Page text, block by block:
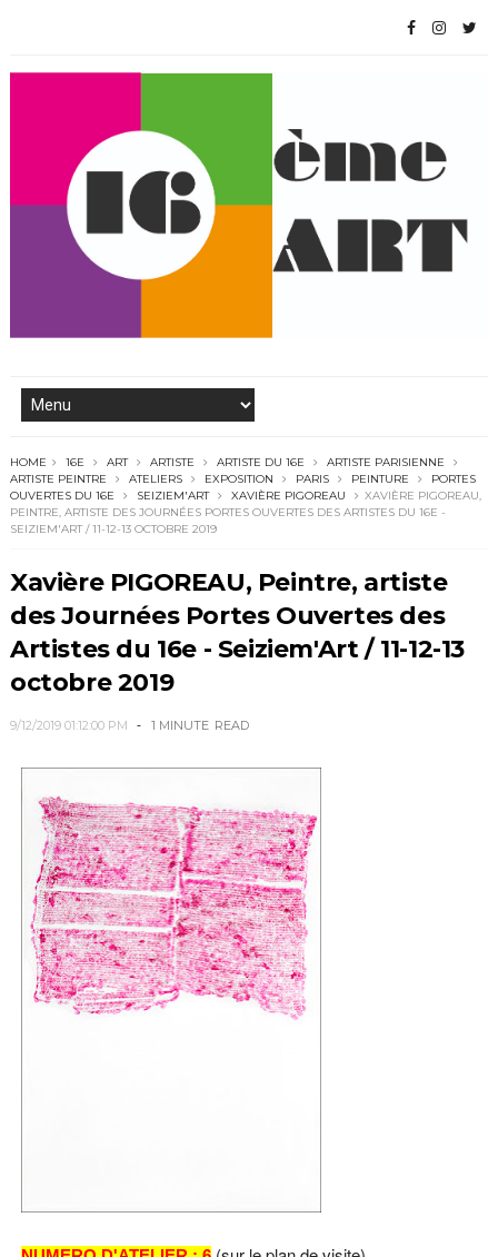
HOME 16E ART ARTISTE ARTISTE DU 16E
ARTISTE PARISIENNE
ARTISTE PEINTRE
ATELIERS EXPOSITION PARIS PEINTURE
PORTES
OUVERTES DU 16E
SEIZIEM'ART XAVIÈRE PIGOREAU
XAVIÈRE PIGOREAU,
PEINTRE, ARTISTE DES JOURNÉES PORTES OUVERTES DES ARTISTES DU 16E -
SEIZIEM'ART / 11-12-13 OCTOBRE 2019
Xavière PIGOREAU, Peintre, artiste
des Journées Portes Ouvertes des
Artistes du 16e - Seiziem'Art / 11-12-13
octobre 2019
9/12/2019 01:12:00 PM 1 MINUTE READ